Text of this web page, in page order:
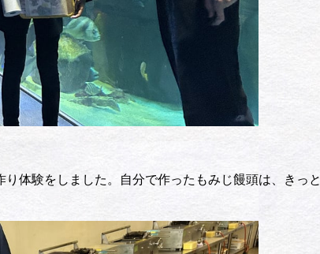
体験をしました。自分で作ったもみじ饅頭は、きっと